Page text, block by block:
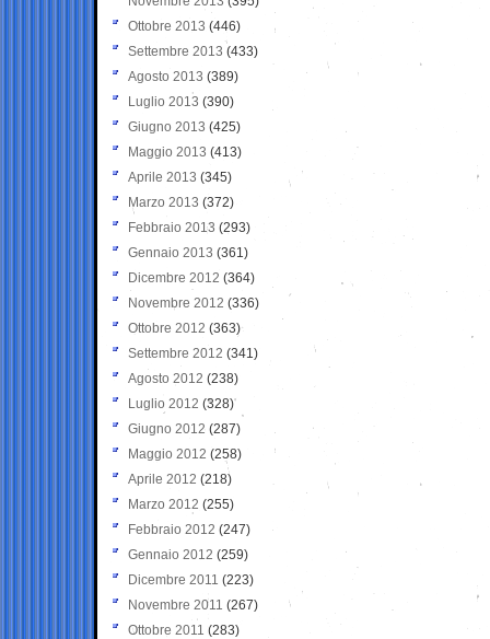
Ottobre 2013 (446)
Settembre 2013 (433)
Agosto 2013 (389)
Luglio 2013 (390)
Giugno 2013 (425)
Maggio 2013 (413)
Aprile 2013 (345)
Marzo 2013 (372)
Febbraio 2013 (293)
Gennaio 2013 (361)
Dicembre 2012 (364)
Novembre 2012 (336)
Ottobre 2012 (363)
Settembre 2012 (341)
Agosto 2012 (238)
Luglio 2012 (328)
Giugno 2012 (287)
Maggio 2012 (258)
Aprile 2012 (218)
Marzo 2012 (255)
Febbraio 2012 (247)
Gennaio 2012 (259)
Dicembre 2011 (223)
Novembre 2011 (267)
Ottobre 2011 (283)